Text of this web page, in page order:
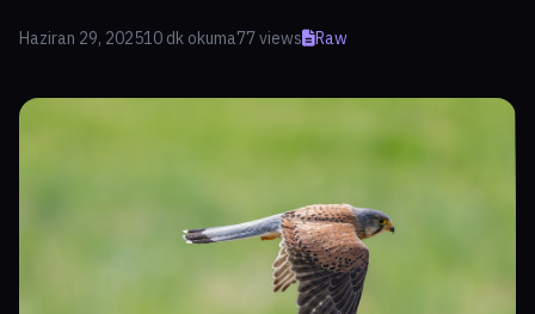
Haziran 29, 202510 dk okuma77 views Raw